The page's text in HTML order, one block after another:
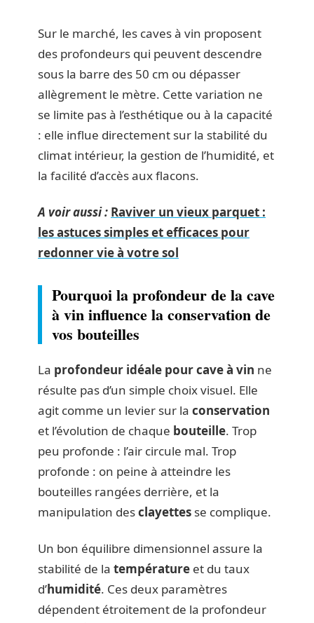
Sur le marché, les caves à vin proposent
des profondeurs qui peuvent descendre
sous la barre des 50 cm ou dépasser
allègrement le mètre. Cette variation ne
se limite pas à l’esthétique ou à la capacité
: elle influe directement sur la stabilité du
climat intérieur, la gestion de l’humidité, et
la facilité d’accès aux flacons.
A voir aussi : Raviver un vieux parquet :
les astuces simples et efficaces pour
redonner vie à votre sol
Pourquoi la profondeur de la cave
à vin influence la conservation de
vos bouteilles
La profondeur idéale pour cave à vin ne
résulte pas d’un simple choix visuel. Elle
agit comme un levier sur la conservation
et l’évolution de chaque bouteille. Trop
peu profonde : l’air circule mal. Trop
profonde : on peine à atteindre les
bouteilles rangées derrière, et la
manipulation desclayettes se complique.
Un bon équilibre dimensionnel assure la
stabilité de la température et du taux
d’humidité. Ces deux paramètres
dépendent étroitement de la profondeur